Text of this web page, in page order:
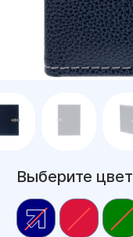
Выберите цвет